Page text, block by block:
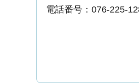
電話番号：076-225-